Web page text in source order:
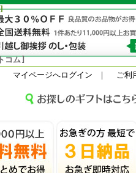
]
コム]
マイページへログイン ｜ ご利